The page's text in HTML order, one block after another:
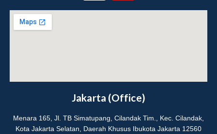
m
Jakarta (Office)
Menara 165, Jl. TB Simatupang, Cilandak Tim., Kec. Cilandak,
Kota Jakarta Selatan, Daerah Khusus Ibukota Jakarta 12560